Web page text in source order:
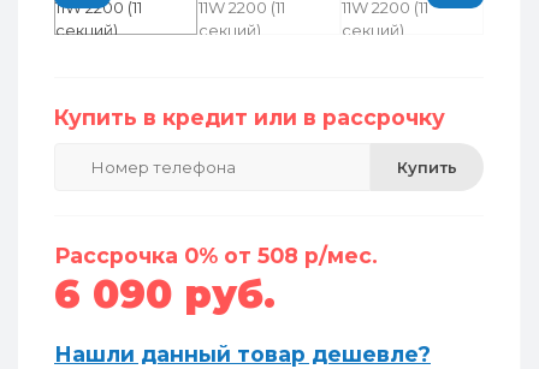
Купить в кредит или в рассрочку
Купить
Рассрочка 0% от 508 р/мес.
6 090 руб.
Нашли данный товар дешевле?